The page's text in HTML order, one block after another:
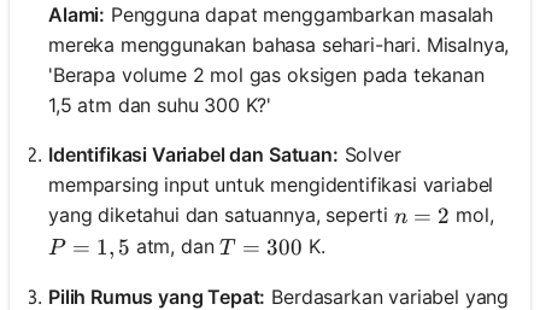
Alami: Pengguna dapat menggambarkan masalah
mereka menggunakan bahasa sehari-hari. Misalnya,
'Berapa volume 2 mol gas oksigen pada tekanan
1,5 atm dan suhu 300 K?'
Identifikasi Variabel dan Satuan: Solver
memparsing input untuk mengidentifikasi variabel
yang diketahui dan satuannya, seperti n = 2
n = 2 mol,
P = 1,5
P = 1, 5 atm, danT = 300
T = 300 K.
Pilih Rumus yang Tepat: Berdasarkan variabel yang